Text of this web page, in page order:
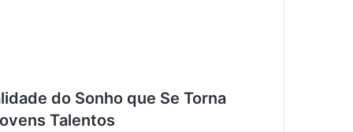
do Sonho que Se Torna
Talentos